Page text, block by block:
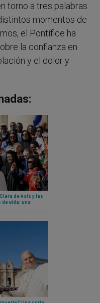
torno a tres palabras
momentos de
el Pontífice ha
la confianza en
y el dolor y
de Asís y las
vida: una